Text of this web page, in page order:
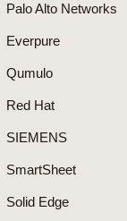
Palo Alto Networks
Everpure
Qumulo
Red Hat
SIEMENS
SmartSheet
Solid Edge